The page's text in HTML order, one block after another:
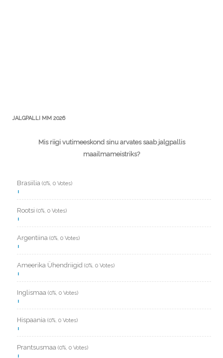
JALGPALLI MM 2026
Mis riigi vutimeeskond sinu arvates saab jalgpallis
maailmameistriks?
Brasiilia (0%, 0 Votes)
Rootsi (0%, 0 Votes)
Argentiina (0%, 0 Votes)
Ameerika Ühendriigid (0%, 0 Votes)
Inglismaa (0%, 0 Votes)
Hispaania (0%, 0 Votes)
Prantsusmaa (0%, 0 Votes)